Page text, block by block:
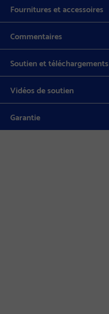
Fournitures et accessoires
Commentaires
Soutien et téléchargements
Vidéos de soutien
Garantie